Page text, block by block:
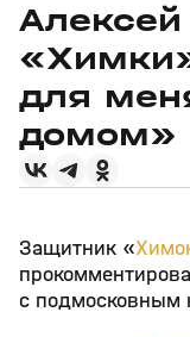
для
домом»
Защитник «
с подмосковным